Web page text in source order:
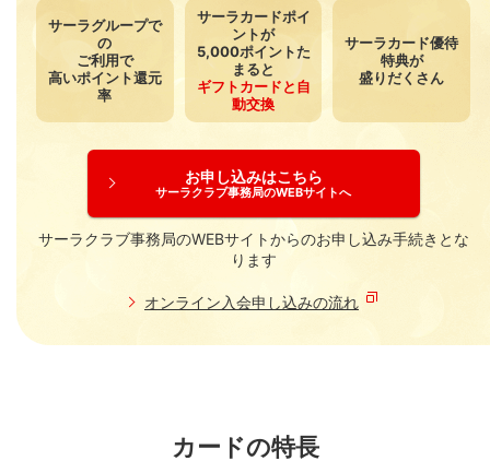
サーラグループで
の
ご利用で
高いポイント還元
率
サーラカードポイ
ントが
5,000ポイントた
まると
ギフトカードと自
動交換
サーラカード優待
特典が
盛りだくさん
お申し込みはこちら
サーラクラブ事務局のWEBサイトへ
サーラクラブ事務局のWEBサイトからのお申し込み手続きとな
ります
オンライン入会申し込みの流れ
カードの特長